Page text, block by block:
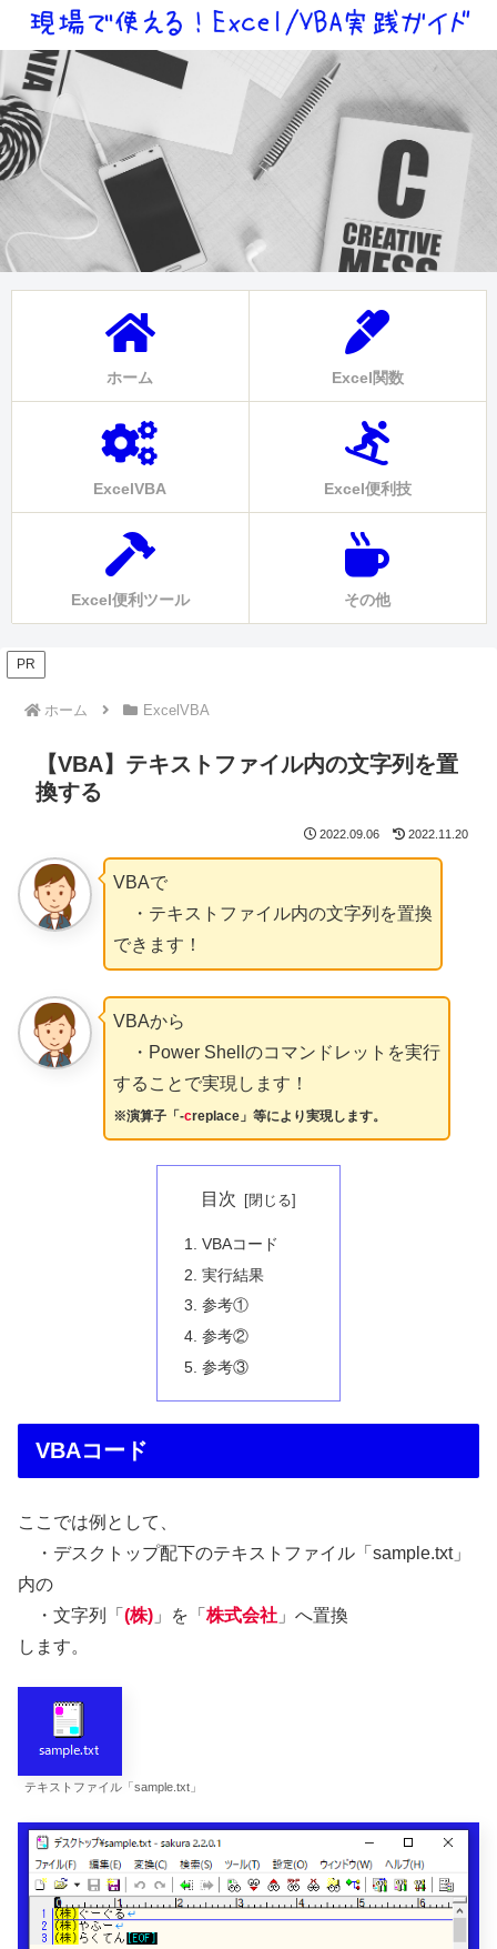
ホーム Excel関数
ExcelVBA Excel便利技
Excel便利ツール その他
PR
ホーム ExcelVBA
【VBA】テキストファイル内の文字列を置
換する
2022.09.06 2022.11.20
VBAで
・テキストファイル内の文字列を置換
できます！
VBAから
・Power Shellのコマンドレットを実行
することで実現します！
※演算子「-creplace」等により実現します。
目次
VBAコード
実行結果
参考①
参考②
参考③
VBAコード
ここでは例として、
・デスクトップ配下のテキストファイル「sample.txt」
内の
・文字列「 (株) 」を「 株式会社 」へ置換
します。
テキストファイル「sample.txt」